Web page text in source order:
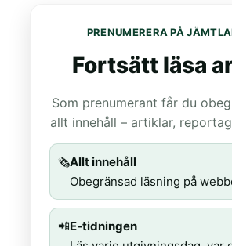
PRENUMERERA PÅ
Fortsätt läsa
Som prenumerant får du
allt innehåll – artiklar,
🗞️Allt innehåll
Obegränsad läsning på
📲E-tidningen